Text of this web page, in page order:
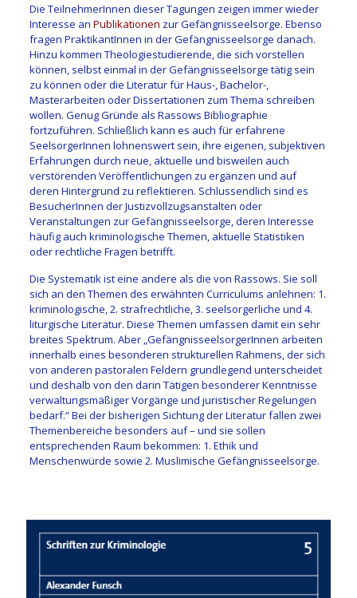
Die TeilnehmerInnen dieser Tagungen zeigen immer wieder
Interesse an Publikationen zur Gefängnisseelsorge. Ebenso
fragen PraktikantInnen in der Gefängnisseelsorge danach.
Hinzu kommen Theologiestudierende, die sich vorstellen
können, selbst einmal in der Gefängnisseelsorge tätig sein
zu können oder die Literatur für Haus-, Bachelor-,
Masterarbeiten oder Dissertationen zum Thema schreiben
wollen. Genug Gründe als Rassows Bibliographie
fortzuführen. Schließlich kann es auch für erfahrene
SeelsorgerInnen lohnenswert sein, ihre eigenen, subjektiven
Erfahrungen durch neue, aktuelle und bisweilen auch
verstörenden Veröffentlichungen zu ergänzen und auf
deren Hintergrund zu reflektieren. Schlussendlich sind es
BesucherInnen der Justizvollzugsanstalten oder
Veranstaltungen zur Gefängnisseelsorge, deren Interesse
häufig auch kriminologische Themen, aktuelle Statistiken
oder rechtliche Fragen betrifft.
Die Systematik ist eine andere als die von Rassows. Sie soll
sich an den Themen des erwähnten Curriculums anlehnen: 1.
kriminologische, 2. strafrechtliche, 3. seelsorgerliche und 4.
liturgische Literatur. Diese Themen umfassen damit ein sehr
breites Spektrum. Aber „GefängnisseelsorgerInnen arbeiten
innerhalb eines besonderen strukturellen Rahmens, der sich
von anderen pastoralen Feldern grundlegend unterscheidet
und deshalb von den darin Tätigen besonderer Kenntnisse
verwaltungsmäßiger Vorgänge und juristischer Regelungen
bedarf.“ Bei der bisherigen Sichtung der Literatur fallen zwei
Themenbereiche besonders auf – und sie sollen
entsprechenden Raum bekommen: 1. Ethik und
Menschenwürde sowie 2. Muslimische Gefängnisseelsorge.